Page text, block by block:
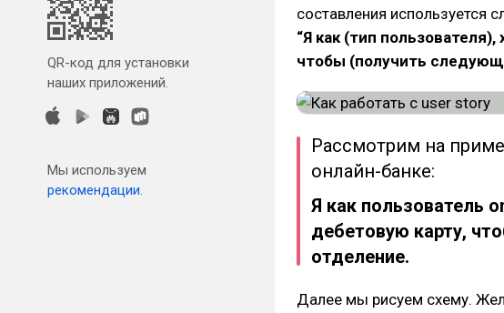
QR-код для установки
наших приложений.
Мы используем
рекомендации.
составления используется
“Я как (тип
чтобы (получить
Рассмотрим на
онлайн-банке:
Я как пользователь
дебетовую карту,
отделение.
Далее мы рисуем схему.